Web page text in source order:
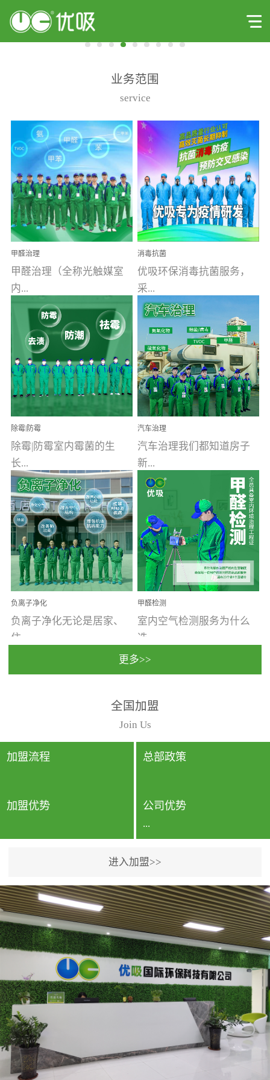
业务范围
service
甲醛治理
甲醛治理（全称光触媒室
内...
空气污染净化治理）工业
文明的进步，创造了多姿
多彩的家居产品和生活情
调，但也带来了以甲醛为
首的室内...
消毒抗菌
优吸环保消毒抗菌服务，
采...
用行业公认奥维牌消毒
液，具备杀死人体冠状病
毒的功效，杀菌率
99.99%。相对于传统消毒
液来说，无...
除霉|防霉
除霉|防霉室内霉菌的生
长...
受温度、湿度、基质养
分、通风四个条件影响，
温暖潮湿、营养物质多、
通风缓慢的空间最易滋生
大量霉菌的...
汽车治理
汽车治理我们都知道房子
新...
装修完会有甲醛，其实汽
车的甲醛超标问题更为严
重。汽车的空间范围小，
配件、皮具、装饰多，这
些都是汽...
负离子净化
负离子净化无论是居家、
住...
动，人类长时间停留的室
内空间都有整体消毒的需
要。因为空间内人流携带
的、空气...
甲醛检测
室内空气检测服务为什么
选...
行国家规定的标准检测方
法，空气采样量准确，检
测结果可靠，远胜于其他
检测...
更多>>
全国加盟
Join Us
加盟流程 总部政策
加盟优势 公司优势
...
专利保护优势、双甲资质
企业（“室内环境净化治理
甲级施工资质”“室内环境
污染治理资质等级证
书”）、拥有多名高级《环
境工程高级工程师》室内
空气治理资格认证的治理
人员、掌握室内空气净化
治理实用技术和五项专利
技术、八项计算机软件著
作权登记证书等。研发实
进入加盟>>